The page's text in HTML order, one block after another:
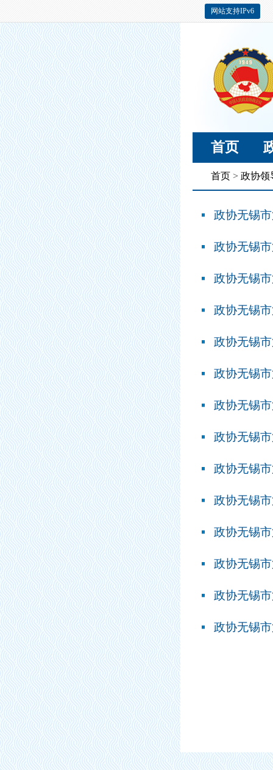
网站支持IPv6
首页
首页 > 政协领
政协无锡
政协无锡
政协无锡
政协无锡
政协无锡
政协无锡
政协无锡
政协无锡
政协无锡
政协无锡
政协无锡
政协无锡
政协无锡
政协无锡